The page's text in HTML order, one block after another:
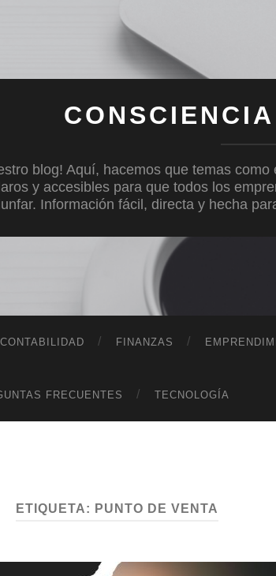
blog! Aquí, hacemos que temas
y accesibles para que todos los
Información fácil, directa y hecha
CONTABILIDAD FINANZAS
FRECUENTES TECNOLOGÍA
ETIQUETA: PUNTO DE VENTA